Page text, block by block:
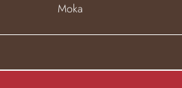
Moka